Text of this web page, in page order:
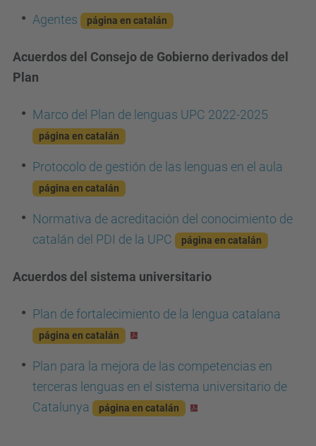
Agentes página en catalán
Acuerdos del Consejo de Gobierno derivados del
Plan
Marco del Plan de lenguas UPC 2022-2025
página en catalán
Protocolo de gestión de las lenguas en el aula
página en catalán
Normativa de acreditación del conocimiento de
catalán del PDI de la UPC
página en catalán
Acuerdos del sistema universitario
Plan de fortalecimiento de la lengua catalana
página en catalán
Plan para la mejora de las competencias en
terceras lenguas en el sistema universitario de
Catalunya
página en catalán